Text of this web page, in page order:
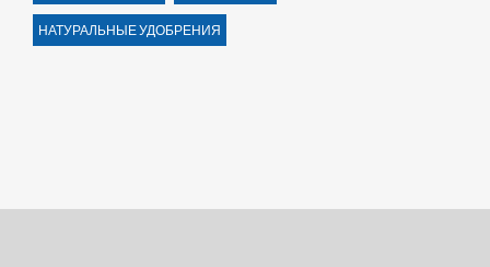
НАТУРАЛЬНЫЕ УДОБРЕНИЯ